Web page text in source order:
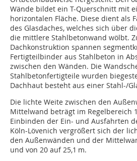
Wände bildet ein T-Quer­schnitt mit
horizontalen Fläche. Diese dient als
des Glasdaches, welches sich über
die mittlere Stahlbetonwand wölbt.
Dachkonstruktion spannen
Fertigteilbinder aus Stahlbeton in
zwischen den Wänden. Die
Stahlbetonfertigteile wurden
Dachhaut besteht aus einer Stahl-/
Die lichte Weite zwischen den
Mittelwand beträgt im Regelbereich
Einbinden der Ein- und Ausfahrten
Köln-Lövenich vergrößert sich der
den Außenwänden und der
und von 20 auf 25,1 m.